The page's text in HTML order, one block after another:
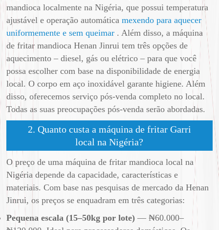
mandioca localmente na Nigéria, que possui temperatura
ajustável e operação automáticamexendo para aquecer
uniformemente e sem queimar . Além disso, a máquina
de fritar mandioca Henan Jinrui tem três opções de
aquecimento – diesel, gás ou elétrico – para que você
possa escolher com base na disponibilidade de energia
local. O corpo em aço inoxidável garante higiene. Além
disso, oferecemos serviço pós-venda completo no local.
Todas as suas preocupações pós-venda serão abordadas.
2. Quanto custa a máquina de fritar Garri
local na Nigéria?
O preço de uma máquina de fritar mandioca local na
Nigéria depende da capacidade, características e
materiais. Com base nas pesquisas de mercado da Henan
Jinrui, os preços se enquadram em três categorias:
Pequena escala (15–50kg por lote) — ₦60.000–